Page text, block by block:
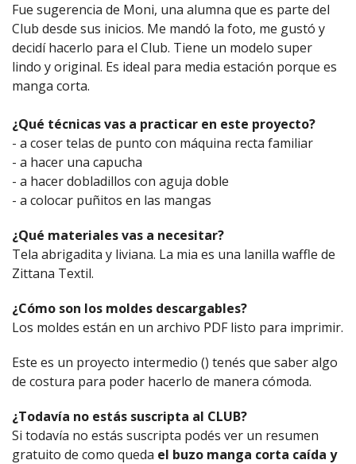
Fue sugerencia de Moni, una alumna que es parte del
Club desde sus inicios. Me mandó la foto, me gustó y
decidí hacerlo para el Club. Tiene un modelo super
lindo y original. Es ideal para media estación porque es
manga corta.
¿Qué técnicas vas a practicar en este proyecto?
- a coser telas de punto con máquina recta familiar
- a hacer una capucha
- a hacer dobladillos con aguja doble
- a colocar puñitos en las mangas
¿Qué materiales vas a necesitar?
Tela abrigadita y liviana. La mia es una lanilla waffle de
Zittana Textil.
¿Cómo son los moldes descargables?
Los moldes están en un archivo PDF listo para imprimir.
Este es un proyecto intermedio () tenés que saber algo
de costura para poder hacerlo de manera cómoda.
¿Todavía no estás suscripta al CLUB?
Si todavía no estás suscripta podés ver un resumen
gratuito de como queda el buzo manga corta caída y